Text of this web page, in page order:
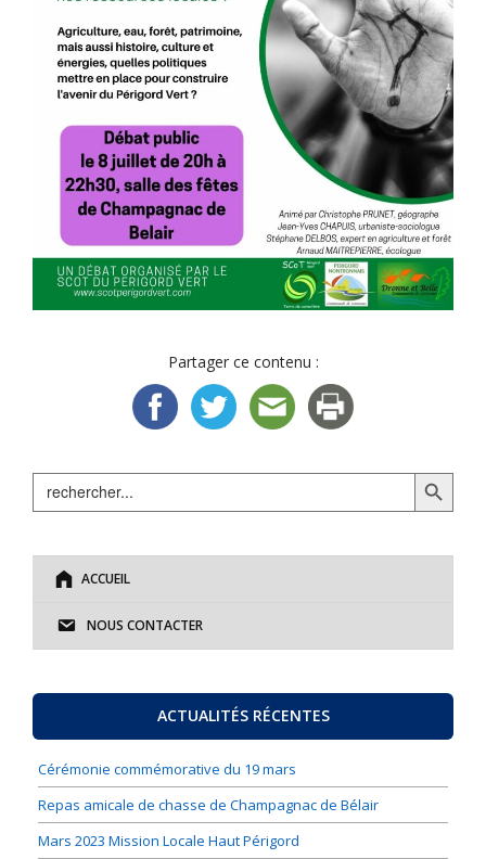
Search Search Button
ACCUEIL
NOUS CONTACTER
ACTUALITÉS RÉCENTES
Cérémonie commémorative du 19 mars
Repas amicale de chasse de Champagnac de Bélair
Mars 2023 Mission Locale Haut Périgord
Partager ce contenu :